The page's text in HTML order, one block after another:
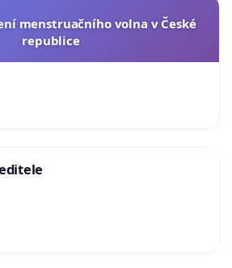
menstruačního volna v České
republice